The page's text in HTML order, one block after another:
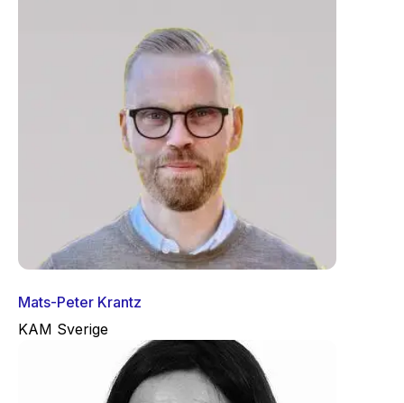
Mats-Peter Krantz
KAM Sverige